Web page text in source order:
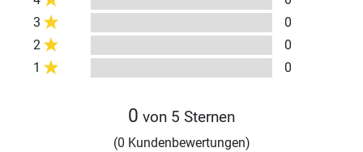
3
0
2
0
1
0
0 von 5 Sternen
(0 Kundenbewertungen)